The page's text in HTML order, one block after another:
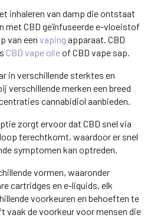
inhaleren van damp die ontstaat
met CBD geïnfuseerde e-vloeistof
van een vaping apparaat. CBD
CBD vape olieof CBD vape sap.
in verschillende sterktes en
verschillende merken een breed
cannabidiol aanbieden.
zorgt ervoor dat CBD snel via
terechtkomt, waardoor er snel
symptomen kan optreden.
vormen, waaronder
cartridges en e-liquids, elk
voorkeuren en behoeften te
vaak de voorkeur voor mensen die